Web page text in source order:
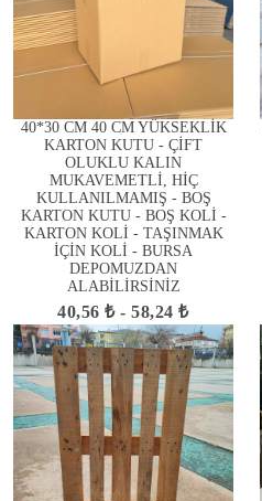
40*30 CM 40 CM YÜKSEKLİK
KARTON KUTU - ÇİFT
OLUKLU KALIN
MUKAVEMETLİ, HİÇ
KULLANILMAMIŞ - BOŞ
KARTON KUTU - BOŞ KOLİ -
KARTON KOLİ - TAŞINMAK
İÇİN KOLİ - BURSA
DEPOMUZDAN
ALABİLİRSİNİZ
40,56 ₺ - 58,24 ₺